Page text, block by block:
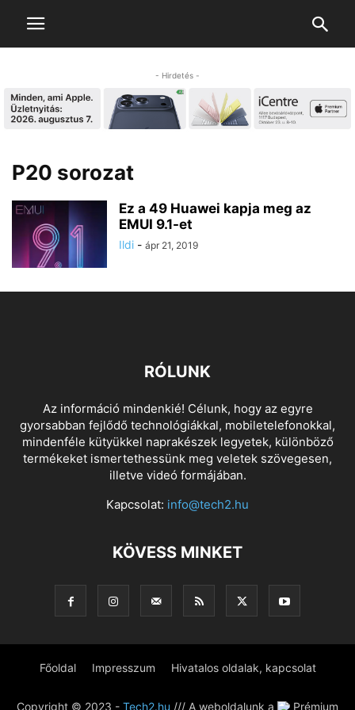
- Hirdetés -
P20 sorozat
Ez a 49 Huawei kapja meg az
EMUI 9.1-et
Ildi - ápr 21, 2019
RÓLUNK
Az információ mindenkié! Célunk, hogy az egyre
gyorsabban fejlődő technológiákkal, mobiletelefonokkal,
mindenféle kütyükkel naprakészek legyetek, különböző
termékeket ismertethessünk meg veletek szövegesen,
illetve videó formájában.
Kapcsolat: info@tech2.hu
KÖVESS MINKET
Főoldal Impresszum Hivatalos oldalak, kapcsolat
Copyright © 2023 - Tech2.hu /// A weboldalunk a Prémium